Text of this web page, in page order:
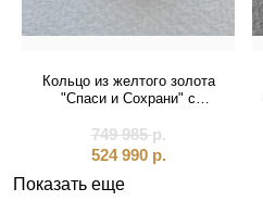
Кольцо из желтого золота
"Спаси и Сохрани" с
749 985р.
524 990 р.
Показать еще